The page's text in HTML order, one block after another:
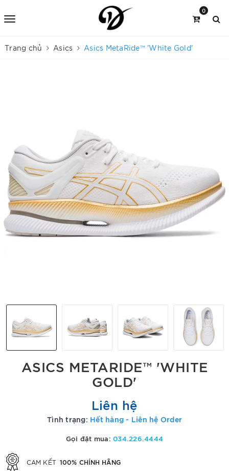
0
Trang chủ Asics Asics MetaRide™ 'White Gold'
ASICS METARIDE™ 'WHITE
GOLD'
Liên hệ
Tình trạng: Hết hàng - Liên hệ Order
Gọi đặt mua:034.226.4444
CAM KẾT 100% CHÍNH HÃNG